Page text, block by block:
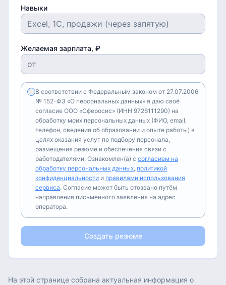
Навыки
Желаемая зарплата, ₽
В соответствии с Федеральным законом от 27.07.2006
№ 152-ФЗ «О персональных данных» я даю своё
согласие ООО «Сферосис» (ИНН 9726111290) на
обработку моих персональных данных (ФИО, email,
телефон, сведения об образовании и опыте работы) в
целях оказания услуг по подбору персонала,
размещения резюме и обеспечения связи с
работодателями. Ознакомлен(а) с согласием на
обработку персональных данных, политикой
конфиденциальности и правилами использования
сервиса. Согласие может быть отозвано путём
направления письменного заявления на адрес
оператора.
Создать резюме
На этой странице собрана актуальная информация о